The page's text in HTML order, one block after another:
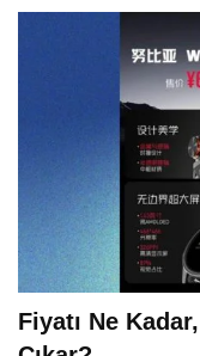
Fiyatı Ne